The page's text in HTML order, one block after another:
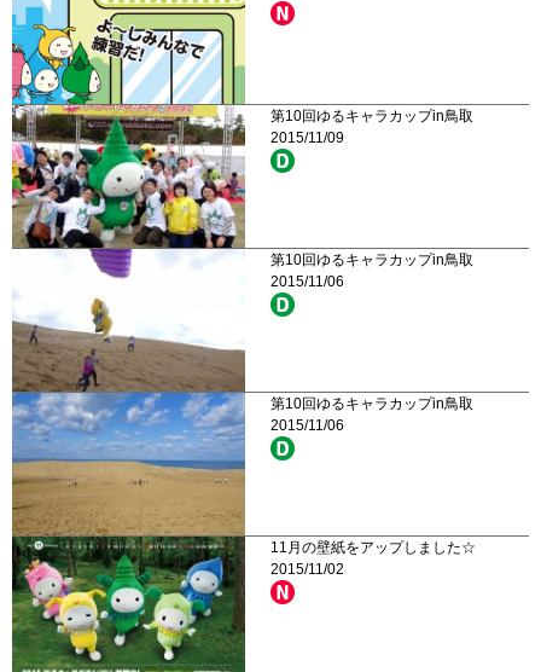
第10回ゆるキャラカップin鳥取
2015/11/09
第10回ゆるキャラカップin鳥取
2015/11/06
第10回ゆるキャラカップin鳥取
2015/11/06
11月の壁紙をアップしました☆
2015/11/02